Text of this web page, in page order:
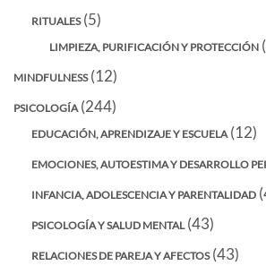
RITUALES(5)
LIMPIEZA, PURIFICACIÓN Y PROTECCIÓN
MINDFULNESS(12)
PSICOLOGÍA (244)
EDUCACIÓN, APRENDIZAJE Y ESCUELA (12)
EMOCIONES, AUTOESTIMA Y DESARROLLO
INFANCIA, ADOLESCENCIA Y PARENTALIDAD
PSICOLOGÍA Y SALUD MENTAL(43)
RELACIONES DE PAREJA Y AFECTOS(43)